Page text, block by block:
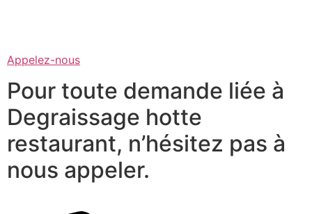
Appelez-nous
Pour toute demande liée à
Degraissage hotte
restaurant, n’hésitez pas à
nous appeler.